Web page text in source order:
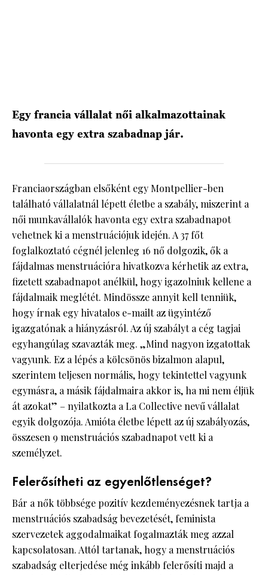
Egy francia vállalat női alkalmazottainak
havonta egy extra szabadnap jár.
Franciaországban elsőként egy Montpellier-ben
található vállalatnál lépett életbe a szabály, miszerint a
női munkavállalók havonta egy extra szabadnapot
vehetnek ki a menstruációjuk idején. A 37 főt
foglalkoztató cégnél jelenleg 16 nő dolgozik, ők a
fájdalmas menstruációra hivatkozva kérhetik az extra,
fizetett szabadnapot anélkül, hogy igazolniuk kellene a
fájdalmaik meglétét. Mindössze annyit kell tenniük,
hogy írnak egy hivatalos e-mailt az ügyintéző
igazgatónak a hiányzásról. Az új szabályt a cég tagjai
egyhangúlag szavazták meg. „Mind nagyon izgatottak
vagyunk. Ez a lépés a kölcsönös bizalmon alapul,
szerintem teljesen normális, hogy tekintettel vagyunk
egymásra, a másik fájdalmaira akkor is, ha mi nem éljük
át azokat” – nyilatkozta a La Collective nevű vállalat
egyik dolgozója. Amióta életbe lépett az új szabályozás,
összesen 9 menstruációs szabadnapot vett ki a
személyzet.
Felerősítheti az egyenlőtlenséget?
Bár a nők többsége pozitív kezdeményezésnek tartja a
menstruációs szabadság bevezetését, feminista
szervezetek aggodalmaikat fogalmazták meg azzal
kapcsolatosan. Attól tartanak, hogy a menstruációs
szabadság elterjedése még inkább felerősíti majd a